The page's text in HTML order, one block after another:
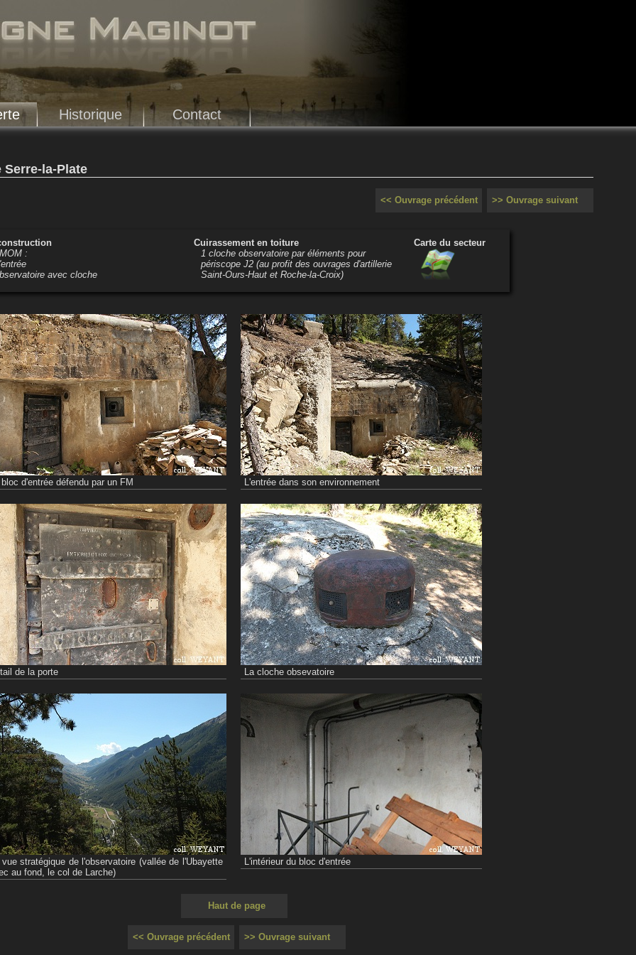
Historique Contact
la-Plate
>> Ouvrage suivant
<< Ouvrage précédent
:
avec cloche
Cuirassement en toiture
1 cloche observatoire par éléments pour
périscope J2 (au profit des ouvrages d'artillerie
Saint-Ours-Haut et Roche-la-Croix)
Carte du secteur
d'entrée défendu par un FM L'entrée dans son environnement
de la porte La cloche obsevatoire
stratégique de l'observatoire (vallée de l'Ubayette
au fond, le col de Larche)
L'intérieur du bloc d'entrée
Haut de page
>> Ouvrage suivant
<< Ouvrage précédent